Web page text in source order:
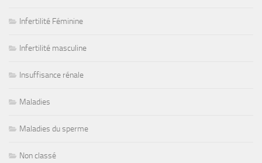
Infertilité Féminine
Infertilité masculine
Insuffisance rénale
Maladies
Maladies du sperme
Non classé